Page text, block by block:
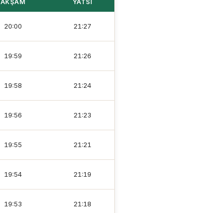
AKŞAM YATSI
20:00 21:27
19:59 21:26
19:58 21:24
19:56 21:23
19:55 21:21
19:54 21:19
19:53 21:18